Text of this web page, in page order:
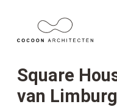
Square
van